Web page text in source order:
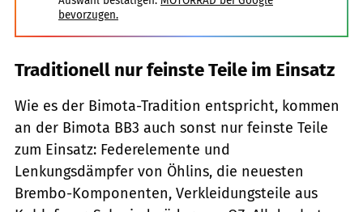
bevorzugen.
Traditionell nur feinste Teile im Einsatz
Wie es der Bimota-Tradition entspricht, kommen
an der Bimota BB3 auch sonst nur feinste Teile
zum Einsatz: Federelemente und
Lenkungsdämpfer von Öhlins, die neuesten
Brembo-Komponenten, Verkleidungsteile aus